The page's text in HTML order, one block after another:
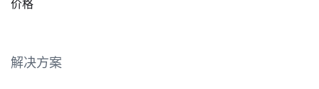
价格
解决方案